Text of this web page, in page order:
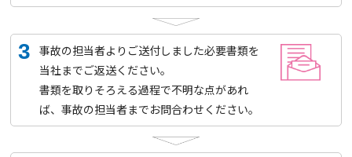
3 事故の担当者よりご送付しました必要書類を
当社までご返送ください。
書類を取りそろえる過程で不明な点があれ
ば、事故の担当者までお問合わせください。